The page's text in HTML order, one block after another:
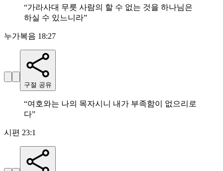
“가라사대 무릇 사람의 할 수 없는 것을 하나님은
하실 수 있느니라”
누가복음 18:27
구절 공유
“여호와는 나의 목자시니 내가 부족함이 없으리로
다”
시편 23:1